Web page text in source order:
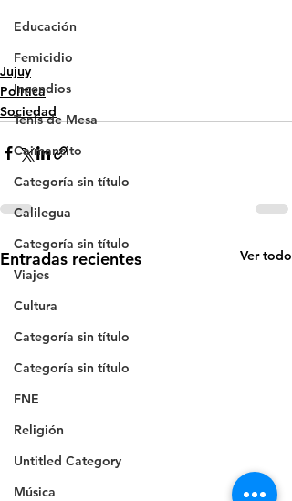
Educación
Femicidio
Incendios
Tenis de Mesa
Caimancito
Categoría sin título
Calilegua
Categoría sin título
Viajes
Cultura
Categoría sin título
Categoría sin título
FNE
Religión
Untitled Category
Música
Jujuy
Politica
Sociedad
Entradas recientes Ver todo